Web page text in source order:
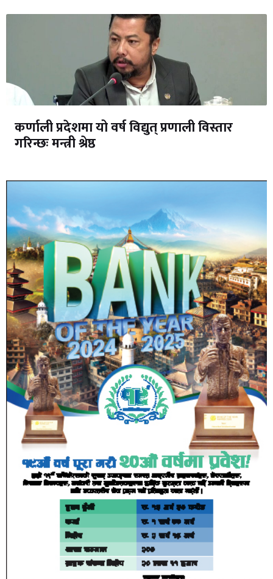
कर्णाली प्रदेशमा यो वर्ष विद्युत् प्रणाली विस्तार
गरिन्छः मन्त्री श्रेष्ठ